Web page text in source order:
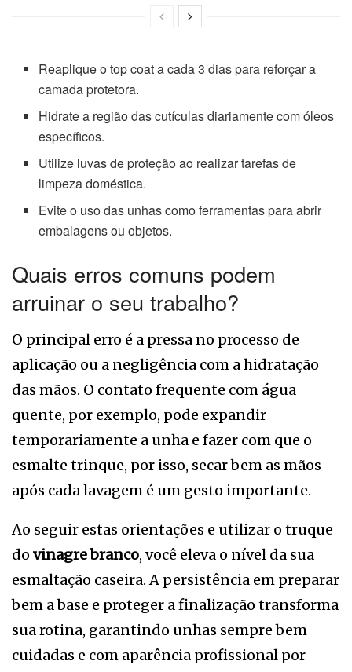
Reaplique o top coat a cada 3 dias para reforçar a
camada protetora.
Hidrate a região das cutículas diariamente com óleos
específicos.
Utilize luvas de proteção ao realizar tarefas de
limpeza doméstica.
Evite o uso das unhas como ferramentas para abrir
embalagens ou objetos.
Quais erros comuns podem
arruinar o seu trabalho?
O principal erro é a pressa no processo de
aplicação ou a negligência com a hidratação
das mãos. O contato frequente com água
quente, por exemplo, pode expandir
temporariamente a unha e fazer com que o
esmalte trinque, por isso, secar bem as mãos
após cada lavagem é um gesto importante.
Ao seguir estas orientações e utilizar o truque
do vinagre branco, você eleva o nível da sua
esmaltação caseira. A persistência em preparar
bem a base e proteger a finalização transforma
sua rotina, garantindo unhas sempre bem
cuidadas e com aparência profissional por